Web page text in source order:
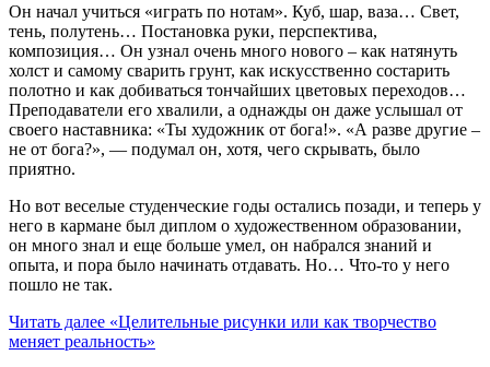
Он начал учиться «играть по нотам». Куб, шар, ваза… Свет,
тень, полутень… Постановка руки, перспектива,
композиция… Он узнал очень много нового – как натянуть
холст и самому сварить грунт, как искусственно состарить
полотно и как добиваться тончайших цветовых переходов…
Преподаватели его хвалили, а однажды он даже услышал от
своего наставника: «Ты художник от бога!». «А разве другие –
не от бога?», — подумал он, хотя, чего скрывать, было
приятно.
Но вот веселые студенческие годы остались позади, и теперь у
него в кармане был диплом о художественном образовании,
он много знал и еще больше умел, он набрался знаний и
опыта, и пора было начинать отдавать. Но… Что-то у него
пошло не так.
Читать далее «Целительные рисунки или как творчество
меняет реальность»